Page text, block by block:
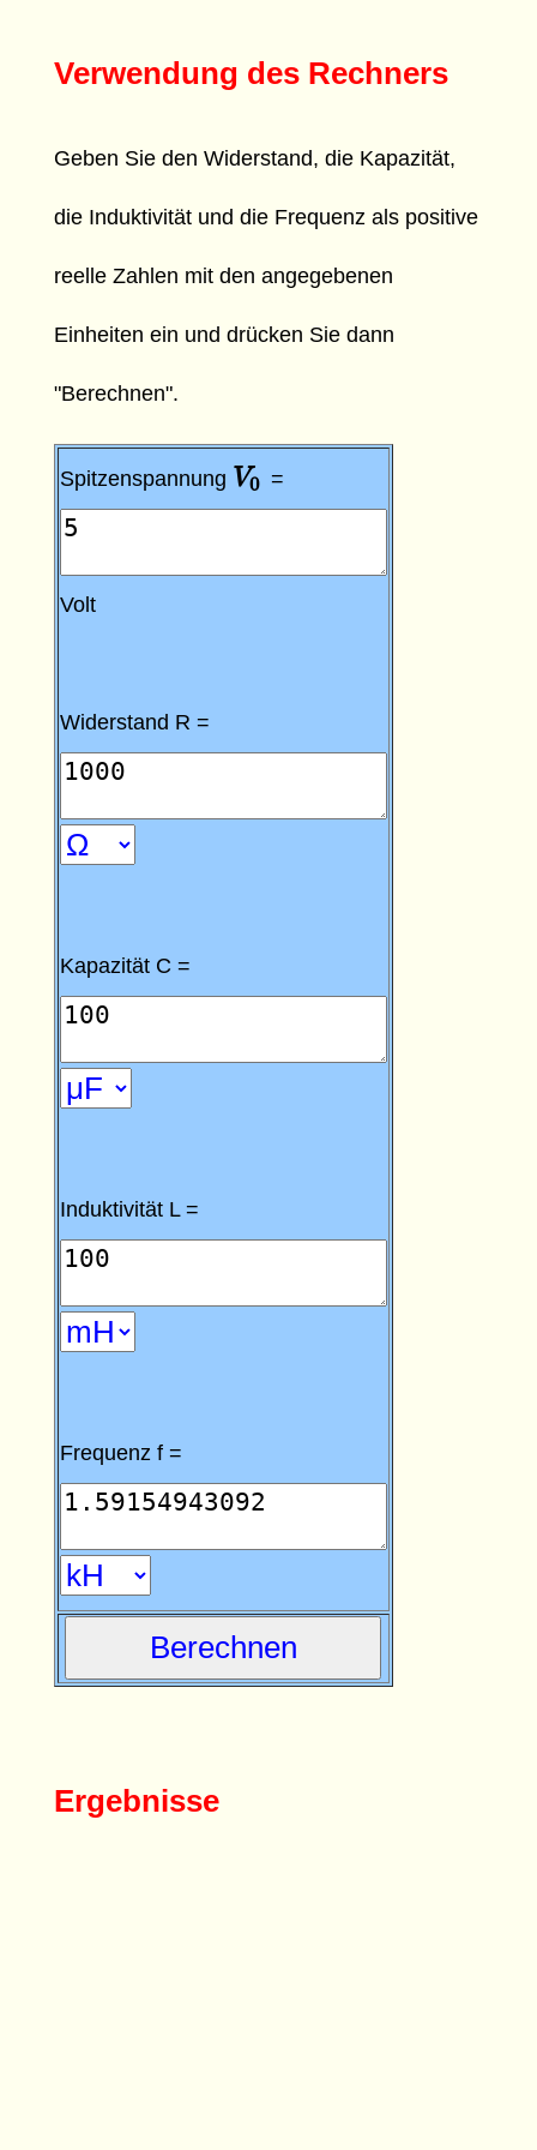
Verwendung des Rechners
Geben Sie den Widerstand, die Kapazität,
die Induktivität und die Frequenz als positive
reelle Zahlen mit den angegebenen
Einheiten ein und drücken Sie dann
"Berechnen".
Spitzenspannung V0
V0 =
Volt
Widerstand R =
Kapazität C =
Induktivität L =
Frequenz f =
Ergebnisse